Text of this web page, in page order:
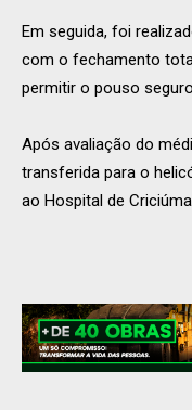
Em seguida, foi
com o fechamento
permitir o pouso
Após avaliação do
transferida para o
ao Hospital de